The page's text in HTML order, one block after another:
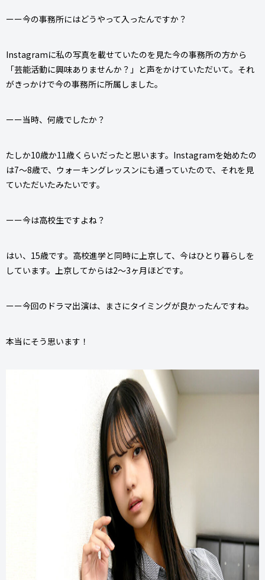
ーー今の事務所にはどうやって入ったんですか？
Instagramに私の写真を載せていたのを見た今の事務所の方から
「芸能活動に興味ありませんか？」と声をかけていただいて。それ
がきっかけで今の事務所に所属しました。
ーー当時、何歳でしたか？
たしか10歳か11歳くらいだったと思います。Instagramを始めたの
は7～8歳で、ウォーキングレッスンにも通っていたので、それを見
ていただいたみたいです。
ーー今は高校生ですよね？
はい、15歳です。高校進学と同時に上京して、今はひとり暮らしを
しています。上京してからは2〜3ヶ月ほどです。
ーー今回のドラマ出演は、まさにタイミングが良かったんですね。
本当にそう思います！